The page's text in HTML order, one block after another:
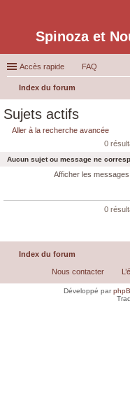
Spinoza et
Accès rapide FAQ
Index du forum
Sujets actifs
Aller à la recherche avancée
0
Aucun sujet ou message ne
Afficher les
0
Index du forum
Nous contacter
Développé par